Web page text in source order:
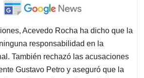
Acevedo Rocha ha dicho que la
responsabilidad en la
También rechazó las acusaciones
Gustavo Petro y aseguró que la